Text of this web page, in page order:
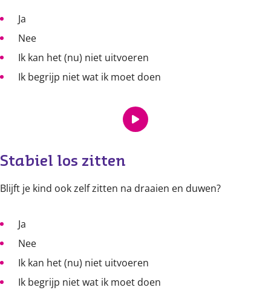
Ja
Nee
Ik kan het (nu) niet uitvoeren
Ik begrijp niet wat ik moet doen
Stabiel los zitten
Blijft je kind ook zelf zitten na draaien en duwen?
Ja
Nee
Ik kan het (nu) niet uitvoeren
Ik begrijp niet wat ik moet doen